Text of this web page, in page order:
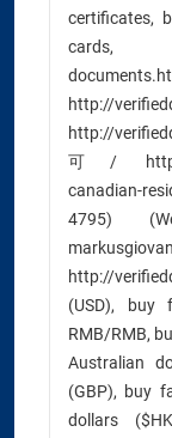
certificates,
cards,
http://
http://
可/ http://
canadian-
4795)
http://
(USD), buy
RMB/RMB,
Australian
(GBP), buy
dollars